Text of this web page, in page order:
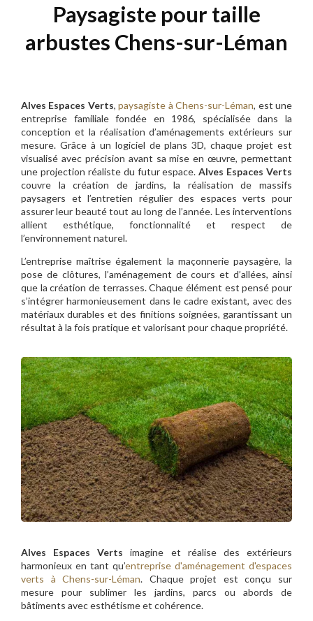
Paysagiste pour taille
arbustes Chens-sur-Léman
Alves Espaces Verts,paysagiste à Chens-sur-Léman, est une
entreprise familiale fondée en 1986, spécialisée dans la
conception et la réalisation d’aménagements extérieurs sur
mesure. Grâce à un logiciel de plans 3D, chaque projet est
visualisé avec précision avant sa mise en œuvre, permettant
une projection réaliste du futur espace.Alves Espaces Verts
couvre la création de jardins, la réalisation de massifs
paysagers et l’entretien régulier des espaces verts pour
assurer leur beauté tout au long de l’année. Les interventions
allient esthétique, fonctionnalité et respect de
l’environnement naturel.
L’entreprise maîtrise également la maçonnerie paysagère, la
pose de clôtures, l’aménagement de cours et d’allées, ainsi
que la création de terrasses. Chaque élément est pensé pour
s’intégrer harmonieusement dans le cadre existant, avec des
matériaux durables et des finitions soignées, garantissant un
résultat à la fois pratique et valorisant pour chaque propriété.
Alves Espaces Verts imagine et réalise des extérieurs
harmonieux en tant qu’entreprise d'aménagement d'espaces
verts à Chens-sur-Léman. Chaque projet est conçu sur
mesure pour sublimer les jardins, parcs ou abords de
bâtiments avec esthétisme et cohérence.